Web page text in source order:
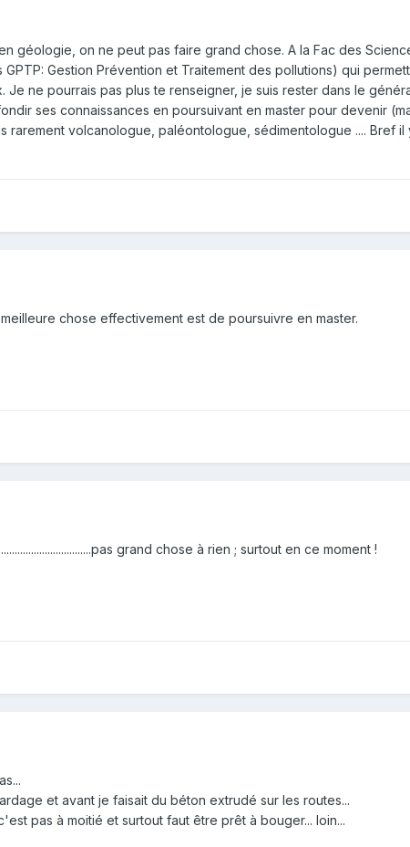
géologie, on ne peut pas faire grand chose. A la Fac des
Gestion Prévention et Traitement des pollutions) qui
ne pourrais pas plus te renseigner, je suis rester dans le
ses connaissances en poursuivant en master pour devenir
rarement volcanologue, paléontologue, sédimentologue .... Bref
chose effectivement est de poursuivre en master.
grand chose à rien ; surtout en ce moment !
et avant je faisait du béton extrudé sur les routes...
pas à moitié et surtout faut être prêt à bouger... loin...